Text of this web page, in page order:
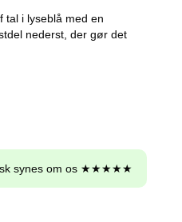
tal i lyseblå med en
nederst, der gør det
synes om os ★★★★★